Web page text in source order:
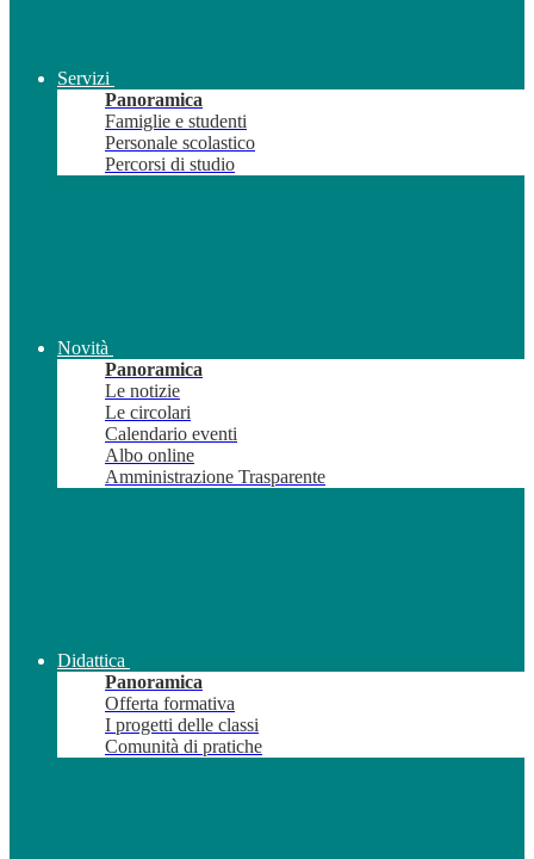
Servizi
Panoramica
Famiglie e studenti
Personale scolastico
Percorsi di studio
Novità
Panoramica
Le notizie
Le circolari
Calendario eventi
Albo online
Amministrazione Trasparente
Didattica
Panoramica
Offerta formativa
I progetti delle classi
Comunità di pratiche